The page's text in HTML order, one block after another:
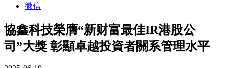
微信
協鑫科技榮膺“新财富最佳IR港股公
司”大獎 彰顯卓越投資者關系管理水平